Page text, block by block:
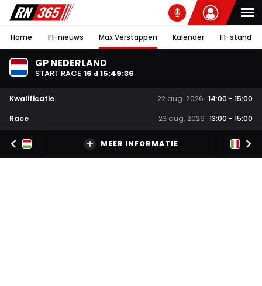
Home F1-nieuws Max Verstappen Kalender F1-stand
GP NEDERLAND
START RACE 16 d 15:49:36
Kwalificatie 22 aug. 2026 14:00 - 15:00
Race
23 aug. 2026 13:00 - 15:00
MEER INFORMATIE